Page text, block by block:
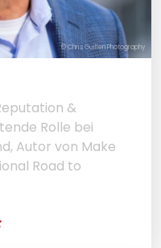
© Chris Guillen Photography
&
Rolle bei
Autor von Make
Road to